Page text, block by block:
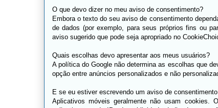
O que devo dizer no meu aviso de consentimento?
Embora o texto do seu aviso de consentimento
de dados (por exemplo, para seus próprios fins ou
aviso sugerido que pode seja apropriado no
Quais escolhas devo apresentar aos meus usuários?
A política do Google não determina as escolhas que
opção entre anúncios personalizados e não
E se eu estiver escrevendo um aviso de
Aplicativos móveis geralmente não usam cookies.